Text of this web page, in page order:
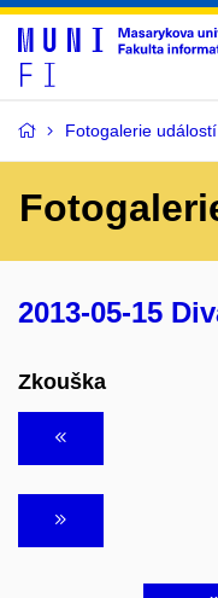
Fotogalerie událostí
2013-05-15
Zkouška